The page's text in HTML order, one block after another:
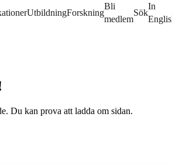
UtbildningForskning
Bli
medlem
Sök
In
Du kan prova att ladda om sidan.